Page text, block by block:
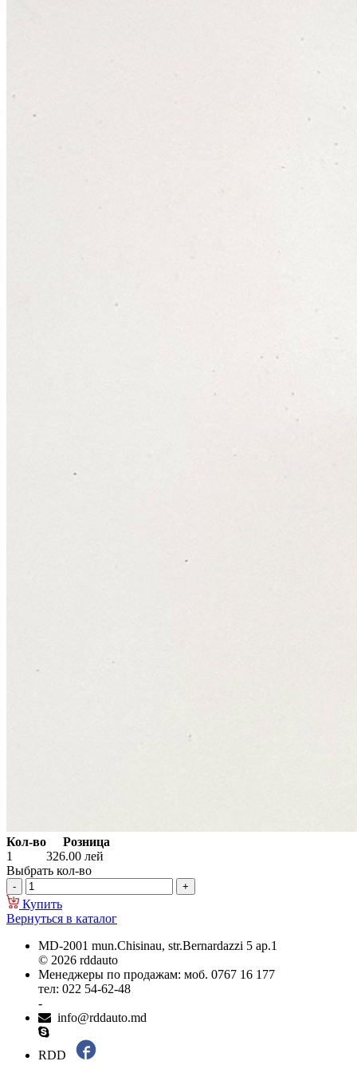
Кол-во
Розница
1
326.00 лей
Выбрать кол-во
Купить
Вернуться в каталог
MD-2001 mun.Chisinau, str.Bernardazzi 5 ap.1
© 2026 rddauto
Менеджеры по продажам: моб. 0767 16 177
тел: 022 54-62-48
-
info@rddauto.md
RDD